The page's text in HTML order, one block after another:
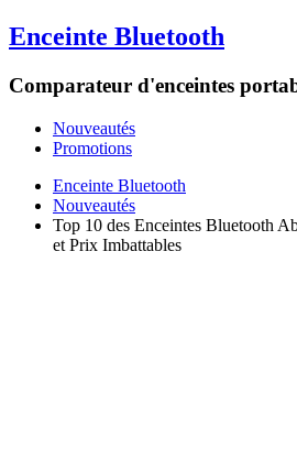
Enceinte Bluetooth
Comparateur d'enceintes
Nouveautés
Promotions
Enceinte Bluetooth
Nouveautés
Top 10 des Enceintes Bluetooth
et Prix Imbattables